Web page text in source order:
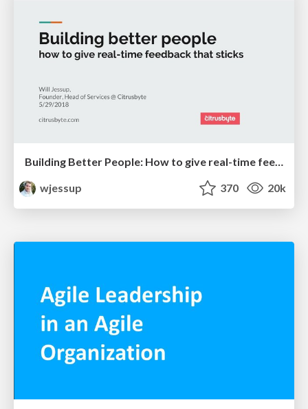
Building Better People: How to give real-time feedback that sticks.
wjessup
370 20k